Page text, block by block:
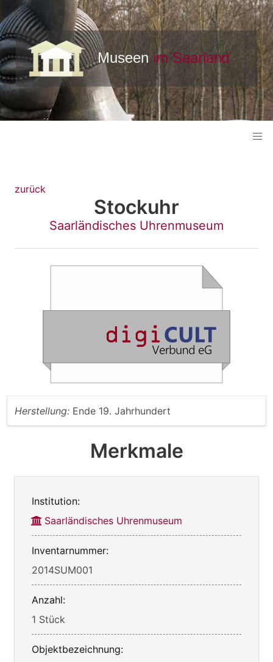
zurück
Stockuhr
Saarländisches Uhrenmuseum
Herstellung: Ende 19. Jahrhundert
Merkmale
Institution:
Saarländisches Uhrenmuseum
Inventarnummer:
2014SUM001
Anzahl:
1 Stück
Objektbezeichnung: